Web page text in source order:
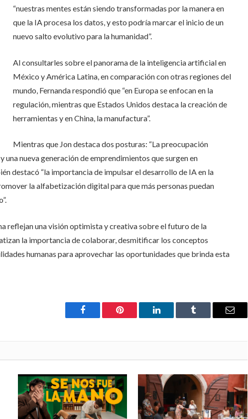
“nuestras mentes están siendo transformadas por la manera en
que la IA procesa los datos, y esto podría marcar el inicio de un
nuevo salto evolutivo para la humanidad”.
Al consultarles sobre el panorama de la inteligencia artificial en
México y América Latina, en comparación con otras regiones del
mundo, Fernanda respondió que “en Europa se enfocan en la
regulación, mientras que Estados Unidos destaca la creación de
herramientas y en China, la manufactura”.
Mientras que Jon destaca dos posturas: “La preocupación
nueva generación de emprendimientos que surgen en
destacó “la importancia de impulsar el desarrollo de IA en la
la alfabetización digital para que más personas puedan
reflejan una visión optimista y creativa sobre el futuro de la
la importancia de colaborar, desmitificar los conceptos
humanas para aprovechar las oportunidades que brinda esta
Facebook Pinterest LinkedIn Tumblr Email